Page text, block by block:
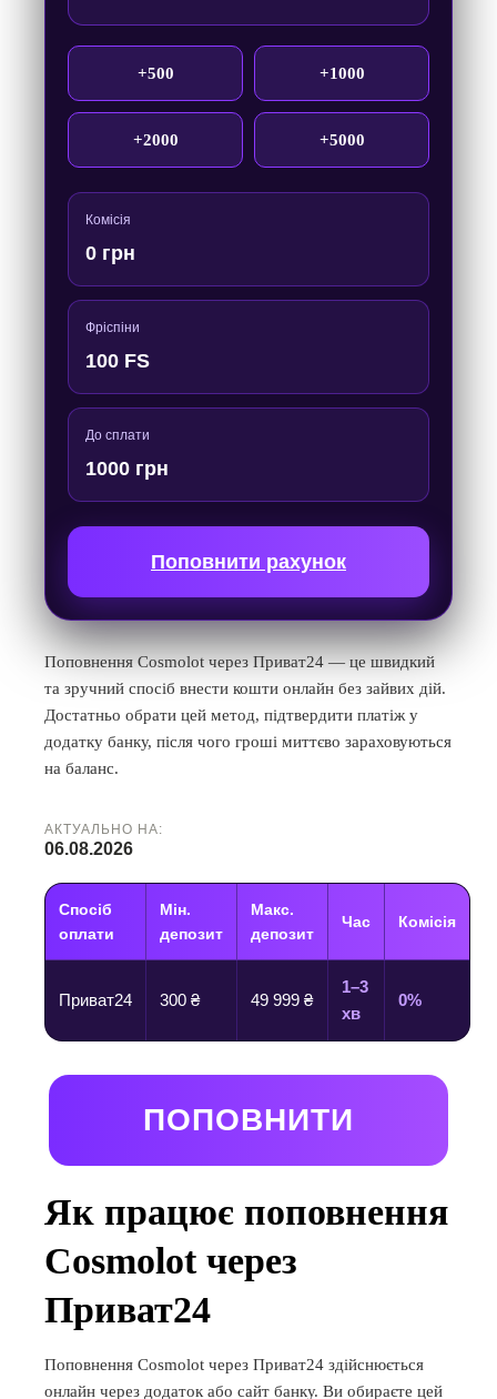
+500 +1000
+2000 +5000
Комісія
0 грн
Фріспіни
100 FS
До сплати
1000 грн
Поповнити рахунок
Поповнення Cosmolot через Приват24 — це швидкий
та зручний спосіб внести кошти онлайн без зайвих дій.
Достатньо обрати цей метод, підтвердити платіж у
додатку банку, після чого гроші миттєво зараховуються
на баланс.
АКТУАЛЬНО НА:
06.08.2026
Спосіб
оплати
Мін.
депозит
Макс.
депозит
Час Комісія
Приват24 300 ₴ 49 999 ₴
1–3
хв
0%
ПОПОВНИТИ
Як працює поповнення
Cosmolot через
Приват24
Поповнення Cosmolot через Приват24 здійснюється
онлайн через додаток або сайт банку. Ви обираєте цей